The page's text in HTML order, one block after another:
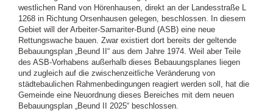
westlichen Rand von Hörenhausen, direkt an der Landesstraße L
1268 in Richtung Orsenhausen gelegen, beschlossen. In diesem
Gebiet will der Arbeiter-Samariter-Bund (ASB) eine neue
Rettungswache bauen. Zwar existiert dort bereits der geltende
Bebauungsplan „Beund II“ aus dem Jahre 1974. Weil aber Teile
des ASB-Vorhabens außerhalb dieses Bebauungsplanes liegen
und zugleich auf die zwischenzeitliche Veränderung von
städtebaulichen Rahmenbedingungen reagiert werden soll, hat die
Gemeinde eine Neuordnung dieses Bereiches mit dem neuen
Bebauungsplan „Beund II 2025“ beschlossen.